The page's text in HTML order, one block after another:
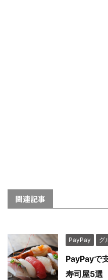
関連記事
PayPay グ
PayPayで
寿司屋5選